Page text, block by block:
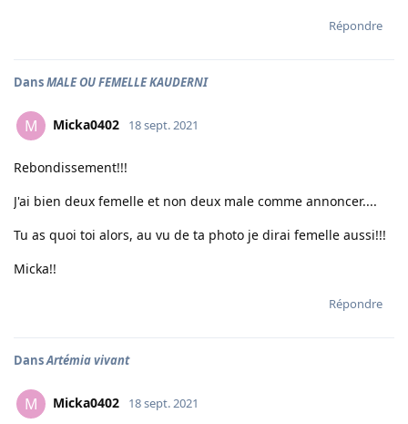
Répondre
DansMALE OU FEMELLE KAUDERNI
M Micka0402 18 sept. 2021
Rebondissement!!!
J'ai bien deux femelle et non deux male comme annoncer....
Tu as quoi toi alors, au vu de ta photo je dirai femelle aussi!!!
Micka!!
Répondre
DansArtémia vivant
M Micka0402 18 sept. 2021